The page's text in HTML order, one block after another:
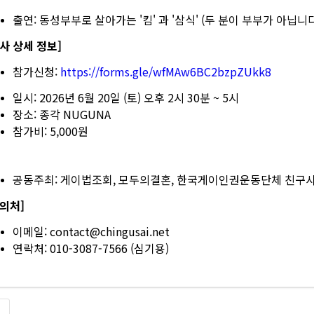
출연: 동성부부로 살아가는 '킴' 과 '삼식' (두 분이 부부가 아닙니
상세 정보]
참가신청: https://forms.gle/wfMAw6BC2bzpZUkk8
일시: 2026년 6월 20일 (토) 오후 2시 30분 ~ 5시
장소: 종각 NUGUNA
참가비: 5,000원
공동주최: 게이법조회, 모두의결혼, 한국게이인권운동단체 친구
처]
이메일: contact@chingusai.net
연락처: 010-3087-7566 (심기용)